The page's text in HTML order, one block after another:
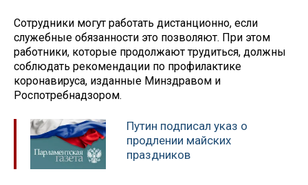
Сотрудники могут работать дистанционно, если
служебные обязанности это позволяют. При этом
работники, которые продолжают трудиться, должны
соблюдать рекомендации по профилактике
коронавируса, изданные Минздравом и
Роспотребнадзором.
Путин подписал указ о
продлении майских
праздников